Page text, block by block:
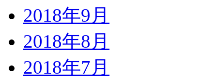
2018年9月
2018年8月
2018年7月